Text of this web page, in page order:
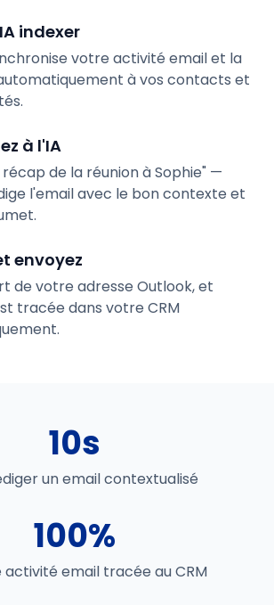
indexer
votre activité email et la
à vos contacts et
à l'IA
récap de la réunion à Sophie" —
l'email avec le bon contexte et
envoyez
de votre adresse Outlook, et
tracée dans votre CRM
10s
un email contextualisé
100%
email tracée au CRM